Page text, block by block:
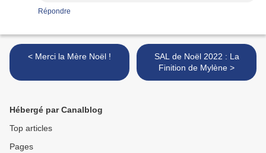
Répondre
< Merci la Mère Noël !
SAL de Noël 2022 : La
Finition de Mylène >
Hébergé par Canalblog
Top articles
Pages